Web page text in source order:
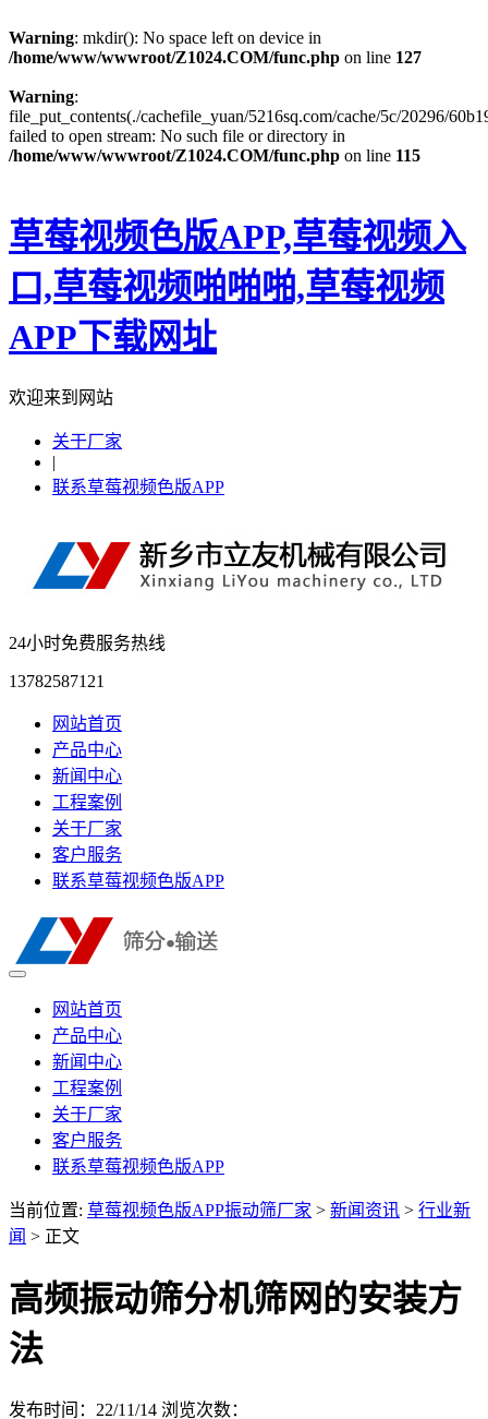
Warning: mkdir(): No space left on device in
/home/www/wwwroot/Z1024.COM/func.php on line 127
Warning:
file_put_contents(./cachefile_yuan/5216sq.com/cache/5c/20296/
failed to open stream: No such file or directory in
/home/www/wwwroot/Z1024.COM/func.php on line 115
草莓视频色版APP,草莓视频入
口,草莓视频啪啪啪,草莓视频
APP下载网址
欢迎来到网站
关于厂家
|
联系草莓视频色版APP
24小时免费服务热线
13782587121
网站首页
产品中心
新闻中心
工程案例
关于厂家
客户服务
联系草莓视频色版APP
网站首页
产品中心
新闻中心
工程案例
关于厂家
客户服务
联系草莓视频色版APP
当前位置: 草莓视频色版APP振动筛厂家 > 新闻资讯 > 行业新
闻 > 正文
高频振动筛分机筛网的安装方
法
发布时间：22/11/14 浏览次数：